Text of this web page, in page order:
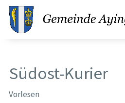
Südost-Kurier
Vorlesen